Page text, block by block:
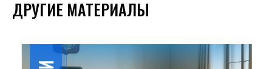
ДРУГИЕ МАТЕРИАЛЫ